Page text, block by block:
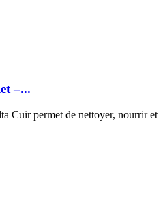
–...
Cuir permet de nettoyer, nourrir et